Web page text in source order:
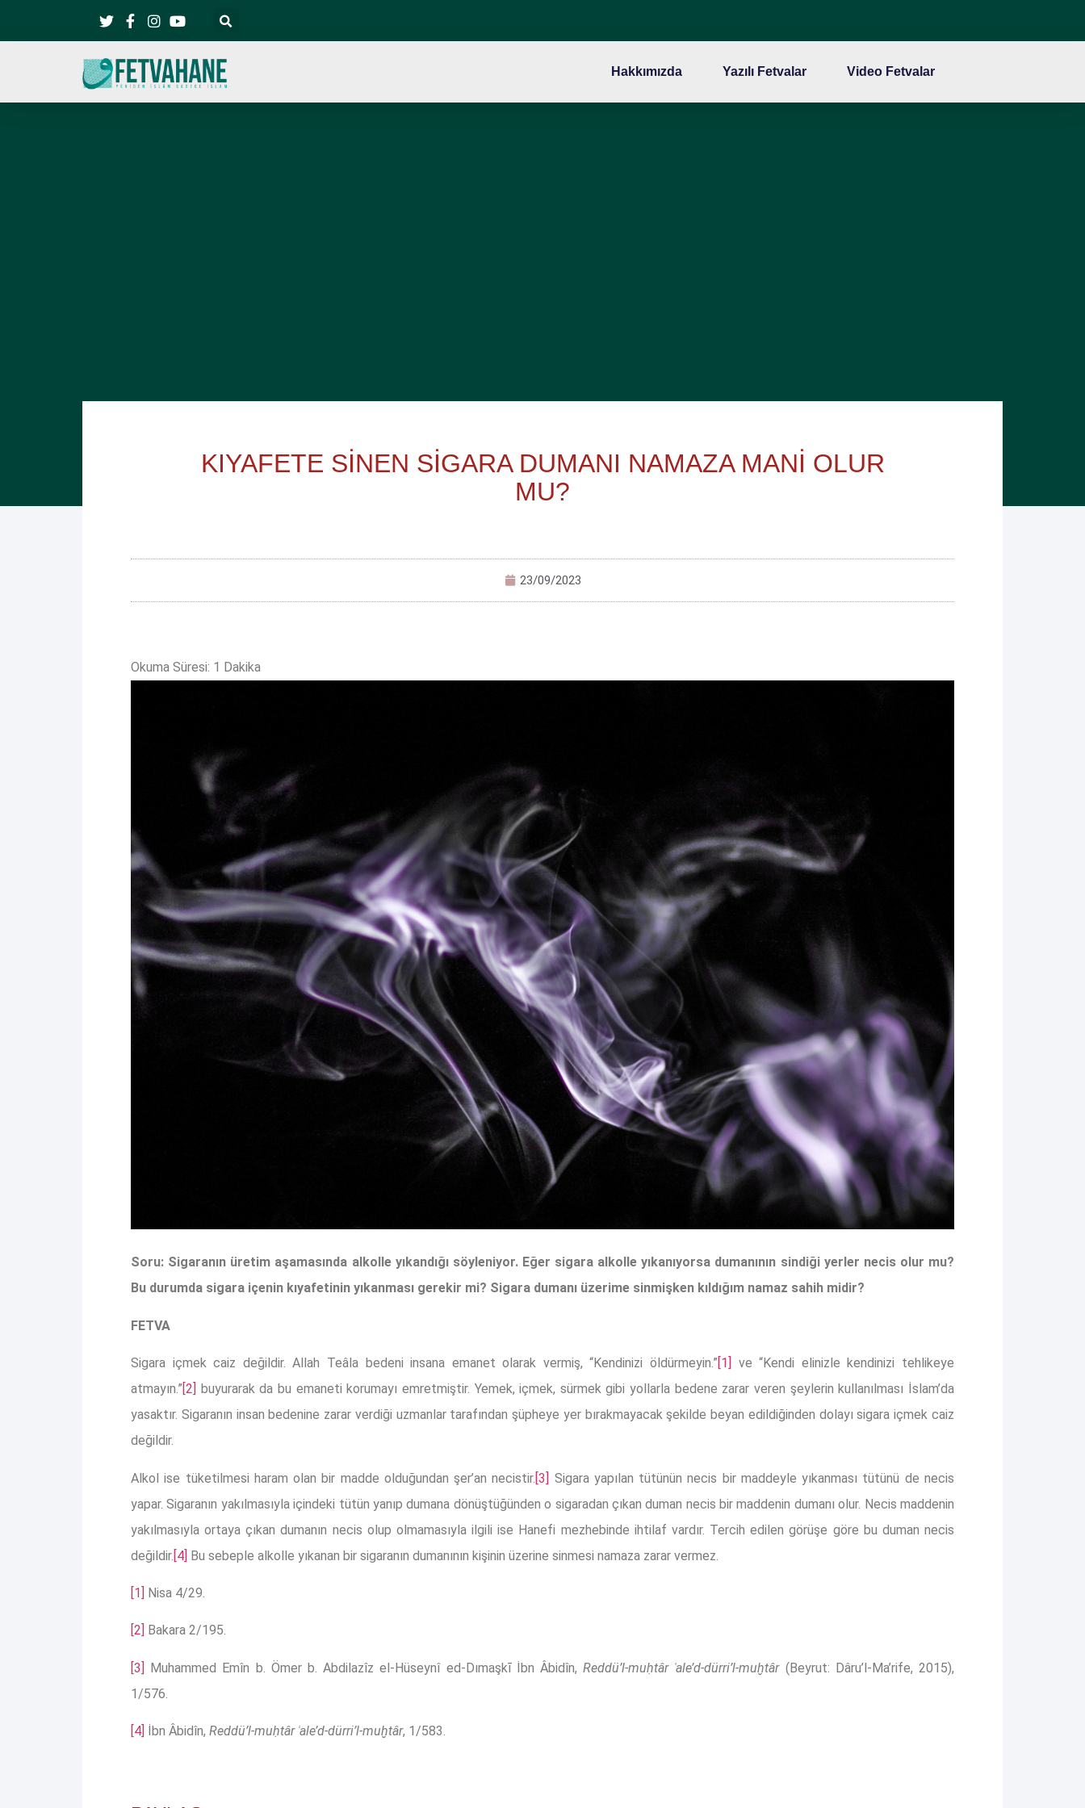
Hakkımızda Yazılı Fetvalar Video Fetvalar
KIYAFETE SİNEN SİGARA DUMANI NAMAZA MANİ OLUR
MU?
23/09/2023
Soru: Sigaranın üretim aşamasında alkolle yıkandığı söyleniyor. Eğer sigara alkolle yıkanıyorsa dumanının sindiği yerler necis olur mu?
Bu durumda sigara içenin kıyafetinin yıkanması gerekir mi? Sigara dumanı üzerime sinmişken kıldığım namaz sahih midir?
FETVA
Sigara içmek caiz değildir. Allah Teâla bedeni insana emanet olarak vermiş, “Kendinizi öldürmeyin.” [1]
ve “Kendi elinizle kendinizi tehlikeye
atmayın.” [2]
buyurarak da bu emaneti korumayı emretmiştir. Yemek, içmek, sürmek gibi yollarla bedene zarar veren şeylerin kullanılması İslam’da
yasaktır. Sigaranın insan bedenine zarar verdiği uzmanlar tarafından şüpheye yer bırakmayacak şekilde beyan edildiğinden dolayı sigara içmek caiz
değildir.
Alkol ise tüketilmesi haram olan bir madde olduğundan şer’an necistir. [3] Sigara yapılan tütünün necis bir maddeyle yıkanması tütünü de necis
yapar. Sigaranın yakılmasıyla içindeki tütün yanıp dumana dönüştüğünden o sigaradan çıkan duman necis bir maddenin dumanı olur. Necis maddenin
yakılmasıyla ortaya çıkan dumanın necis olup olmamasıyla ilgili ise Hanefi mezhebinde ihtilaf vardır. Tercih edilen görüşe göre bu duman necis
değildir. [4] Bu sebeple alkolle yıkanan bir sigaranın dumanının kişinin üzerine sinmesi namaza zarar vermez.
[1] Nisa 4/29.
[2] Bakara 2/195.
[3] Muhammed Emîn b. Ömer b. Abdilazîz el-Hüseynî ed-Dımaşkī İbn Âbidîn,Reddü’l-muḥtâr ʿale’d-dürri’l-muḫtâr(Beyrut: Dâru’l-Ma’rife, 2015),
1/576.
[4] İbn Âbidîn, Reddü’l-muḥtâr ʿale’d-dürri’l-muḫtâr, 1/583.